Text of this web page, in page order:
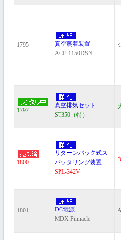
1795
真空蒸着装置
ACE-1150DSN
1797
真空排気セット
ST350（特）
1800
リターンバック式ス
パッタリング装置
SPL-342V
1801
DC電源
MDX Pinnacle